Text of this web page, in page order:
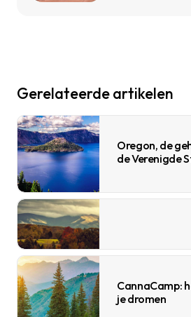
Gerelateerde artikelen
Oregon, de
de Verenigde
CannaCamp:
je dromen